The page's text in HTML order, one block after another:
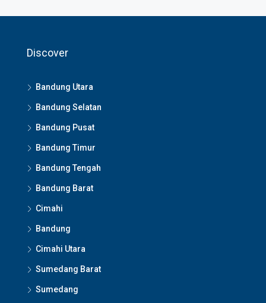
Discover
Bandung Utara
Bandung Selatan
Bandung Pusat
Bandung Timur
Bandung Tengah
Bandung Barat
Cimahi
Bandung
Cimahi Utara
Sumedang Barat
Sumedang